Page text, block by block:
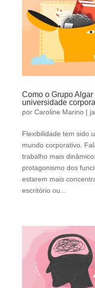
Como o Grupo
universidade
por Caroline Marino|
Flexibilidade tem sido
mundo corporativo.
trabalho mais
protagonismo dos
estarem mais
escritório ou...